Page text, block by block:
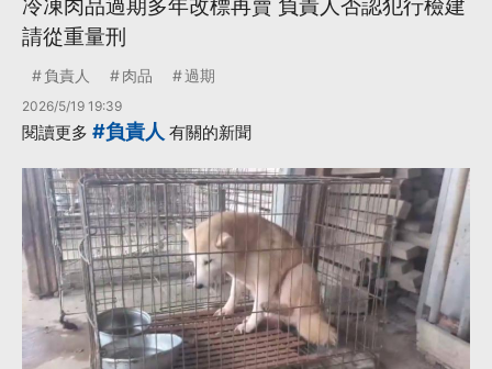
冷凍肉品過期多年改標再賣 負責人否認犯行檢建
請從重量刑
負責人 肉品 過期
2026/5/19 19:39
閱讀更多 #負責人 有關的新聞